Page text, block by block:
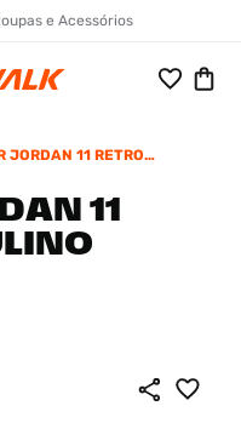
e Acessórios
JORDAN 11 RETRO
11